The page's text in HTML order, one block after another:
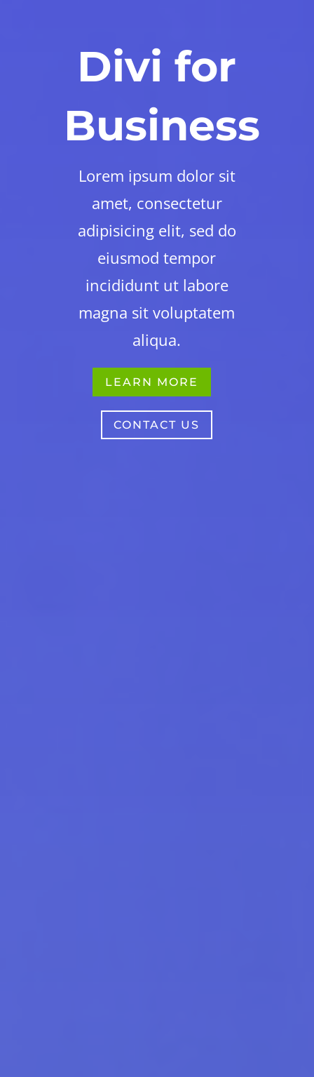
Divi for
Business
Lorem ipsum dolor sit
amet, consectetur
adipisicing elit, sed do
eiusmod tempor
incididunt ut labore
magna sit voluptatem
aliqua.
LEARN MORE
CONTACT US